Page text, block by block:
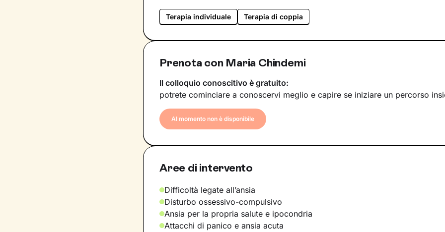
Terapia individuale Terapia di coppia
Prenota con Maria Chindemi
Il colloquio conoscitivo è gratuito:
potrete cominciare a conoscervi meglio e capire se iniziare un percorso
Al momento non è disponibile
Aree di intervento
Difficoltà legate all’ansia
Disturbo ossessivo-compulsivo
Ansia per la propria salute e ipocondria
Attacchi di panico e ansia acuta